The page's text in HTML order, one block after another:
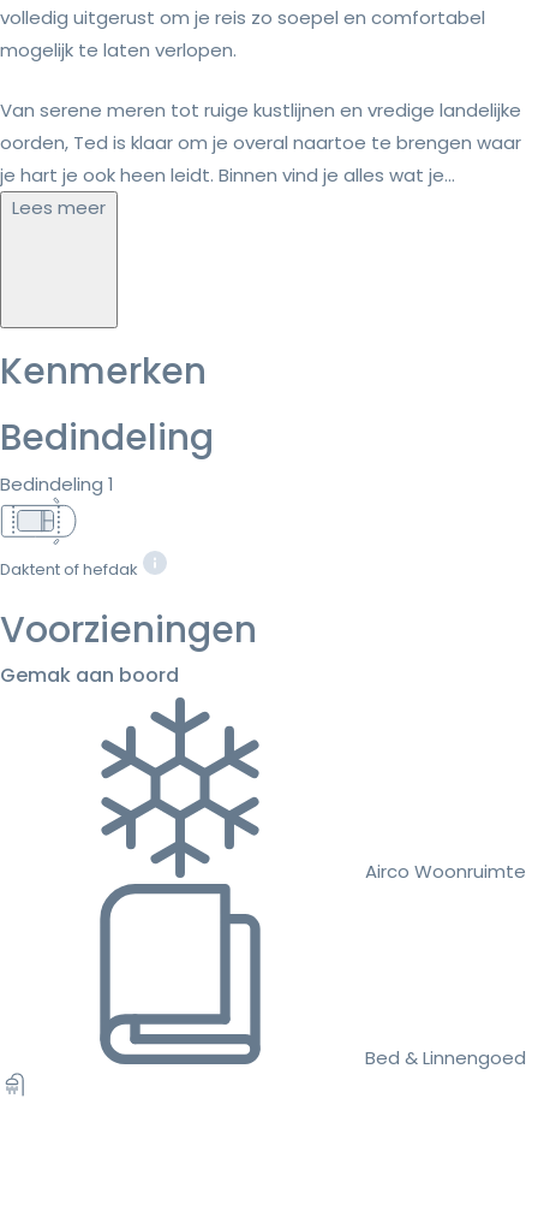
volledig uitgerust om je reis zo soepel en comfortabel
mogelijk te laten verlopen.
Van serene meren tot ruige kustlijnen en vredige landelijke
oorden, Ted is klaar om je overal naartoe te brengen waar
je hart je ook heen leidt. Binnen vind je alles wat je...
Lees meer
Kenmerken
Bedindeling
Bedindeling 1
Daktent of hefdak
Voorzieningen
Gemak aan boord
Airco Woonruimte
Bed & Linnengoed